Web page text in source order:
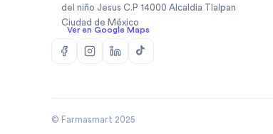
del niño Jesus C.P 14000 Alcaldia Tlalpan
Ciudad de México
Ver en Google Maps
© Farmasmart 2025